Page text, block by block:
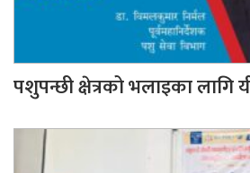
पशुपन्छी क्षेत्रको भलाइका लागि